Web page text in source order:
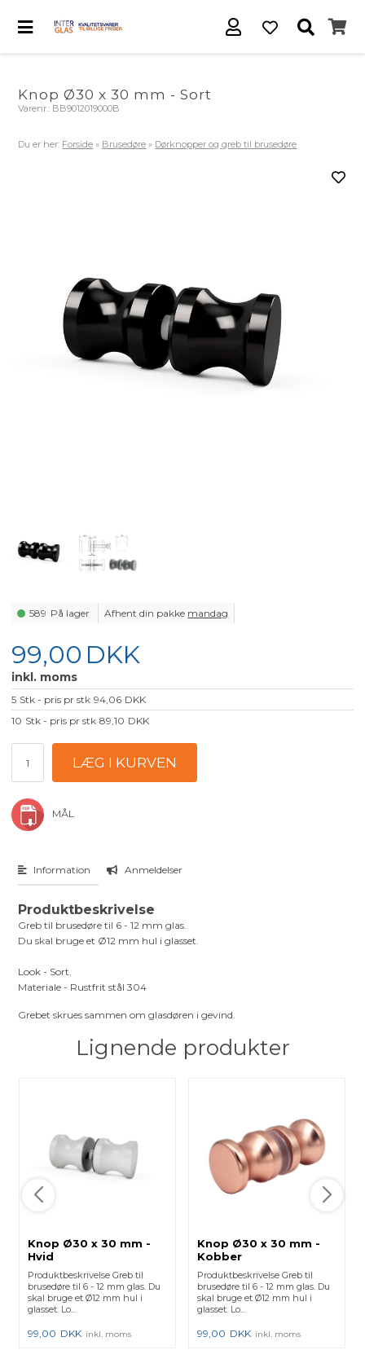
Knop Ø30 x 30 mm - Sort
Varenr.: BB9012019000B
Du er her: Forside » Brusedøre » Dørknopper og greb til brusedøre
589 På lager Afhent din pakke mandag
99,00 DKK
inkl. moms
5 Stk - pris pr stk 94,06 DKK
10 Stk - pris pr stk 89,10 DKK
MÅL
Information Anmeldelser
Produktbeskrivelse
Greb til brusedøre til 6 - 12 mm glas.
Du skal bruge et Ø12 mm hul i glasset.
Look - Sort.
Materiale - Rustfrit stål 304
Grebet skrues sammen om glasdøren i gevind.
Lignende produkter
Knop Ø30 x 30 mm -
Hvid
Produktbeskrivelse Greb til
brusedøre til 6 - 12 mm glas. Du
skal bruge et Ø12 mm hul i
glasset. Lo...
99,00 DKK inkl. moms
Knop Ø30 x 30 mm -
Kobber
Produktbeskrivelse Greb til
brusedøre til 6 - 12 mm glas. Du
skal bruge et Ø12 mm hul i
glasset. Lo...
99,00 DKK inkl. moms